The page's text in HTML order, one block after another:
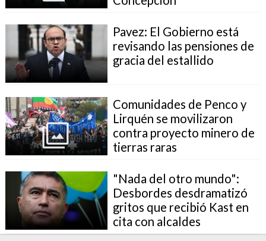
Pavez: El Gobierno está
revisando las pensiones de
gracia del estallido
Comunidades de Penco y
Lirquén se movilizaron
contra proyecto minero de
tierras raras
"Nada del otro mundo":
Desbordes desdramatizó
gritos que recibió Kast en
cita con alcaldes